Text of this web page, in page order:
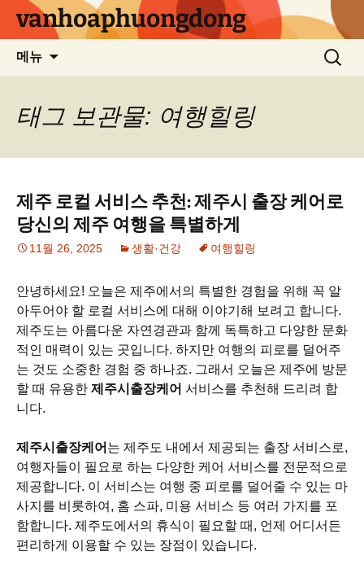
vanhoaphuongdong
메뉴
검
색:
태그 보관물: 여행힐링
제주 로컬 서비스 추천: 제주시 출장 케어로
당신의 제주 여행을 특별하게
11월 26, 2025 생활·건강 여행힐링
안녕하세요! 오늘은 제주에서의 특별한 경험을 위해 꼭 알
아두어야 할 로컬 서비스에 대해 이야기해 보려고 합니다.
제주도는 아름다운 자연경관과 함께 독특하고 다양한 문화
적인 매력이 있는 곳입니다. 하지만 여행의 피로를 덜어주
는 것도 소중한 경험 중 하나죠. 그래서 오늘은 제주에 방문
할 때 유용한 제주시출장케어 서비스를 추천해 드리려 합
니다.
제주시출장케어 는 제주도 내에서 제공되는 출장 서비스로,
여행자들이 필요로 하는 다양한 케어 서비스를 전문적으로
제공합니다. 이 서비스는 여행 중 피로를 덜어줄 수 있는 마
사지를 비롯하여, 홈 스파, 미용 서비스 등 여러 가지를 포
함합니다. 제주도에서의 휴식이 필요할 때, 언제 어디서든
편리하게 이용할 수 있는 장점이 있습니다.